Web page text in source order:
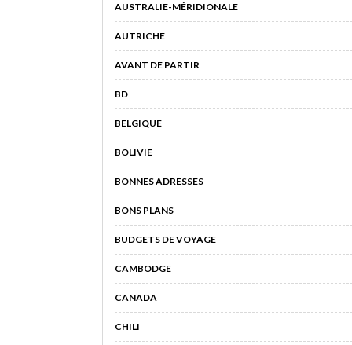
AUSTRALIE-MÉRIDIONALE
AUTRICHE
AVANT DE PARTIR
BD
BELGIQUE
BOLIVIE
BONNES ADRESSES
BONS PLANS
BUDGETS DE VOYAGE
CAMBODGE
CANADA
CHILI